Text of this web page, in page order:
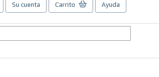
Su cuenta Carrito Ayuda